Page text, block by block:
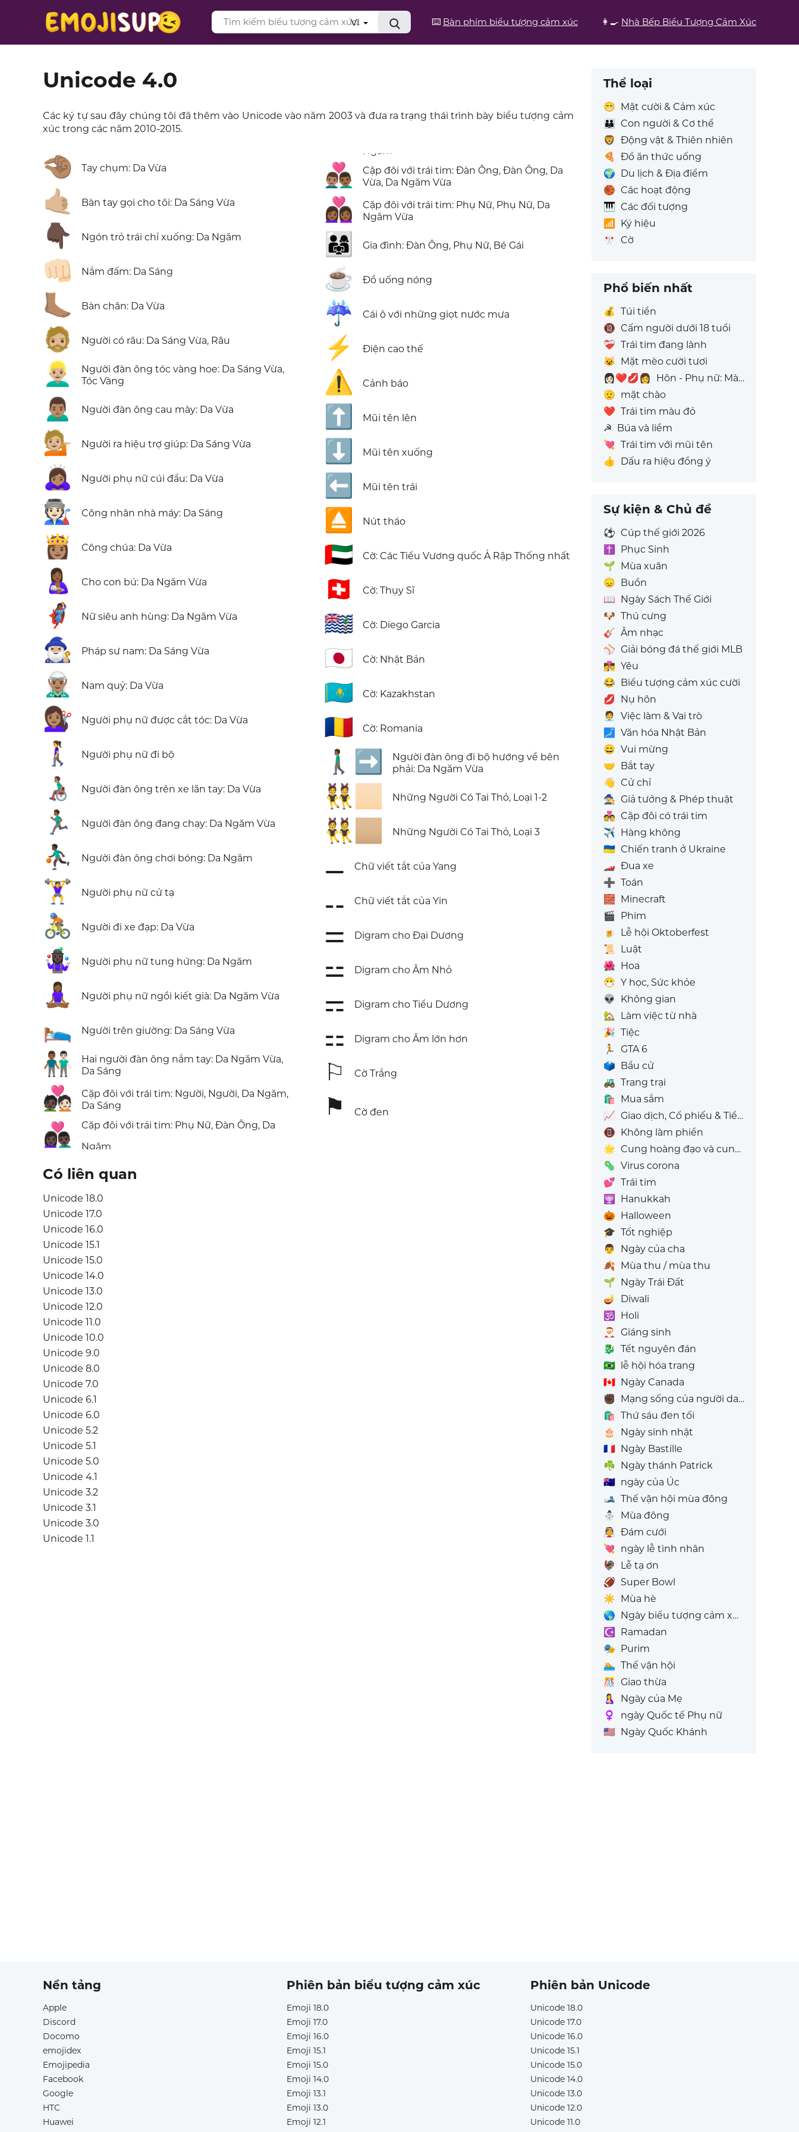
⌨️ Bàn phím biểu tượng cảm xúc 👩‍🍳 Nhà Bếp Biểu Tượng Cảm Xúc
VI
Unicode 4.0
Các ký tự sau đây chúng tôi đã thêm vào Unicode vào năm 2003 và đưa ra trạng thái trình bày biểu tượng cảm
xúc trong các năm 2010-2015.
🤏🏽 Tay chụm: Da Vừa
🤙🏼 Bàn tay gọi cho tôi: Da Sáng Vừa
👇🏿 Ngón trỏ trái chỉ xuống: Da Ngăm
👊🏻 Nắm đấm: Da Sáng
🦶🏽 Bàn chân: Da Vừa
🧔🏼 Người có râu: Da Sáng Vừa, Râu
👱🏼‍♂️
Người đàn ông tóc vàng hoe: Da Sáng Vừa,
Tóc Vàng
🙍🏽‍♂️ Người đàn ông cau mày: Da Vừa
💁🏼 Người ra hiệu trợ giúp: Da Sáng Vừa
🙇🏽‍♀️ Người phụ nữ cúi đầu: Da Vừa
🧑🏻‍🏭 Công nhân nhà máy: Da Sáng
👸🏽 Công chúa: Da Vừa
🤱🏾 Cho con bú: Da Ngăm Vừa
🦸🏾‍♀️ Nữ siêu anh hùng: Da Ngăm Vừa
🧙🏼‍♂️ Pháp sư nam: Da Sáng Vừa
🧝🏽‍♂️ Nam quỷ: Da Vừa
💇🏽‍♀️ Người phụ nữ được cắt tóc: Da Vừa
🚶‍♀️ Người phụ nữ đi bộ
👨🏽‍🦽 Người đàn ông trên xe lăn tay: Da Vừa
🏃🏾‍♂️ Người đàn ông đang chạy: Da Ngăm Vừa
⛹🏿‍♂️ Người đàn ông chơi bóng: Da Ngăm
🏋️‍♀️ Người phụ nữ cử tạ
🚴🏽 Người đi xe đạp: Da Vừa
🤹🏿‍♀️ Người phụ nữ tung hứng: Da Ngăm
🧘🏾‍♀️ Người phụ nữ ngồi kiết già: Da Ngăm Vừa
🛌🏼 Người trên giường: Da Sáng Vừa
👨🏾‍🤝‍👨🏻
Hai người đàn ông nắm tay: Da Ngăm Vừa,
Da Sáng
🧑🏿‍❤️‍🧑🏻
Cặp đôi với trái tim: Người, Người, Da Ngăm,
Da Sáng
👩🏿‍❤️‍👨🏿
Cặp đôi với trái tim: Phụ Nữ, Đàn Ông, Da
Ngăm
👨🏽‍❤️‍👨🏾
Cặp đôi với trái tim: Đàn Ông, Đàn Ông, Da
Vừa, Da Ngăm Vừa
👩🏾‍❤️‍👩🏾
Cặp đôi với trái tim: Phụ Nữ, Phụ Nữ, Da
Ngăm Vừa
👨‍👩‍👧 Gia đình: Đàn Ông, Phụ Nữ, Bé Gái
☕ Đồ uống nóng
☔ Cái ô với những giọt nước mưa
⚡ Điện cao thế
⚠️ Cảnh báo
⬆️ Mũi tên lên
⬇️ Mũi tên xuống
⬅️ Mũi tên trái
⏏️ Nút tháo
🇦🇪 Cờ: Các Tiểu Vương quốc Ả Rập Thống nhất
🇨🇭 Cờ: Thụy Sĩ
🇩🇬 Cờ: Diego Garcia
🇯🇵 Cờ: Nhật Bản
🇰🇿 Cờ: Kazakhstan
🇷🇴 Cờ: Romania
🚶🏾‍♂️‍➡️
Người đàn ông đi bộ hướng về bên
phải: Da Ngăm Vừa
👯🏻 Những Người Có Tai Thỏ, Loại 1-2
👯🏼 Những Người Có Tai Thỏ, Loại 3
⚊ Chữ viết tắt của Yang
⚋ Chữ viết tắt của Yin
⚌ Digram cho Đại Dương
⚍ Digram cho Âm Nhỏ
⚎ Digram cho Tiểu Dương
⚏ Digram cho Âm lớn hơn
⚐ Cờ Trắng
⚑ Cờ đen
Có liên quan
Unicode 18.0
Unicode 17.0
Unicode 16.0
Unicode 15.1
Unicode 15.0
Unicode 14.0
Unicode 13.0
Unicode 12.0
Unicode 11.0
Unicode 10.0
Unicode 9.0
Unicode 8.0
Unicode 7.0
Unicode 6.1
Unicode 6.0
Unicode 5.2
Unicode 5.1
Unicode 5.0
Unicode 4.1
Unicode 3.2
Unicode 3.1
Unicode 3.0
Unicode 1.1
Thể loại
😁 Mặt cười & Cảm xúc
👪
Con người & Cơ thể
🦁 Động vật & Thiên nhiên
🍕
Đồ ăn thức uống
🌍 Du lịch & Địa điểm
🏀 Các hoạt động
🎹 Các đối tượng
📶
Ký hiệu
🎌 Cờ
Phổ biến nhất
💰 Túi tiền
🔞 Cấm người dưới 18 tuổi
❤️‍🩹 Trái tim đang lành
😺 Mặt mèo cười tươi
👩🏻‍❤️‍💋‍👩
Hôn - Phụ nữ: Màu da sáng, Phụ nữ: Không Có Màu Da
🫡 mặt chào
❤️ Trái tim màu đỏ
☭ Búa và liềm
💘 Trái tim với mũi tên
👍
Dấu ra hiệu đồng ý
Sự kiện & Chủ đề
⚽ Cúp thế giới 2026
✝️
Phục Sinh
🌱 Mùa xuân
😞 Buồn
📖 Ngày Sách Thế Giới
🐶 Thú cưng
🎸 Âm nhạc
⚾ Giải bóng đá thế giới MLB
👩‍❤️‍💋‍👨 Yêu
😂 Biểu tượng cảm xúc cười
💋 Nụ hôn
🧑‍💼
Việc làm & Vai trò
🗾 Văn hóa Nhật Bản
😄 Vui mừng
🤝 Bắt tay
👋 Cử chỉ
🧙 Giả tưởng & Phép thuật
💑 Cặp đôi có trái tim
✈️ Hàng không
🇺🇦 Chiến tranh ở Ukraine
🏎️ Đua xe
➕ Toán
🧱 Minecraft
🎬 Phim
🍺
Lễ hội Oktoberfest
📜
Luật
🌺 Hoa
😷 Y học, Sức khỏe
👽
Không gian
🏡
Làm việc từ nhà
🎉 Tiệc
🏃
GTA 6
🗳️ Bầu cử
🚜 Trang trại
🛍️
Mua sắm
📈 Giao dịch, Cổ phiếu & Tiền điện tử
📵 Không làm phiền
🌟 Cung hoàng đạo và cung sao
🦠 Virus corona
💕 Trái tim
🕎
Hanukkah
🎃 Halloween
🎓 Tốt nghiệp
👨
Ngày của cha
🍂 Mùa thu / mùa thu
🌱 Ngày Trái Đất
🪔
Diwali
🕉️
Holi
🎅
Giáng sinh
🐉 Tết nguyên đán
🇧🇷 lễ hội hóa trang
🇨🇦 Ngày Canada
✊🏿 Mạng sống của người da đen cũng đáng giá
🛍️ Thứ sáu đen tối
🎂
Ngày sinh nhật
🇫🇷 Ngày Bastille
☘️ Ngày thánh Patrick
🇦🇺 ngày của Úc
🎿 Thế vận hội mùa đông
⛄
Mùa đông
👰 Đám cưới
💘 ngày lễ tình nhân
🦃
Lễ tạ ơn
🏈 Super Bowl
☀️ Mùa hè
🌎 Ngày biểu tượng cảm xúc thế giới
☪️
Ramadan
🎭 Purim
🏊 Thế vận hội
🎊 Giao thừa
🤱
Ngày của Mẹ
♀️
ngày Quốc tế Phụ nữ
🇺🇸 Ngày Quốc Khánh
Nền tảng
Apple
Discord
Docomo
emojidex
Emojipedia
Facebook
Google
HTC
Huawei
Phiên bản biểu tượng cảm xúc
Emoji 18.0
Emoji 17.0
Emoji 16.0
Emoji 15.1
Emoji 15.0
Emoji 14.0
Emoji 13.1
Emoji 13.0
Emoji 12.1
Phiên bản Unicode
Unicode 18.0
Unicode 17.0
Unicode 16.0
Unicode 15.1
Unicode 15.0
Unicode 14.0
Unicode 13.0
Unicode 12.0
Unicode 11.0